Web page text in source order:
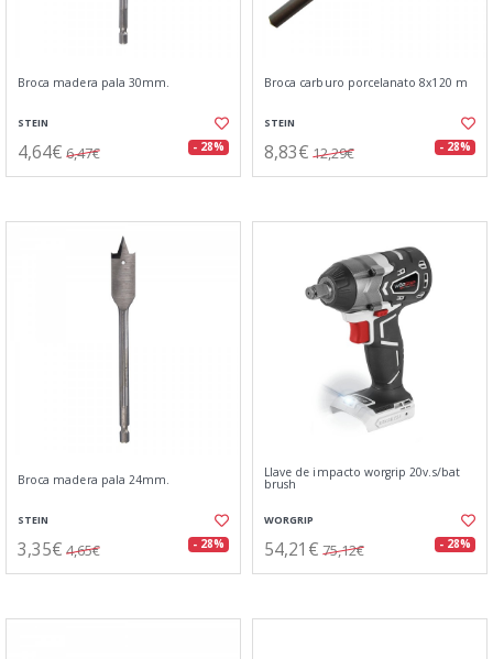
Broca madera pala 30mm.
STEIN
4,64€ 6,47€ - 28%
Broca carburo porcelanato 8x120 m
STEIN
8,83€ 12,29€ - 28%
Broca madera pala 24mm.
STEIN
3,35€ 4,65€ - 28%
Llave de impacto worgrip 20v.s/bat
brush
WORGRIP
54,21€ 75,12€ - 28%